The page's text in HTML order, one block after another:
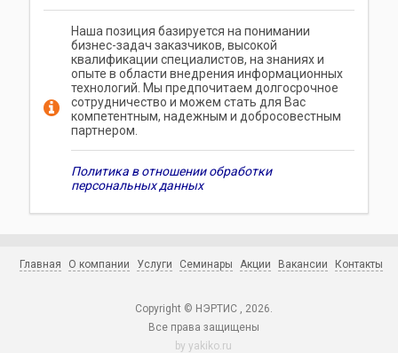
Наша позиция базируется на понимании
бизнес-задач заказчиков, высокой
квалификации специалистов, на знаниях и
опыте в области внедрения информационных
технологий. Мы предпочитаем долгосрочное
сотрудничество и можем стать для Вас
компетентным, надежным и добросовестным
партнером.
Политика в отношении обработки
персональных данных
Главная О компании Услуги Семинары Акции Вакансии Контакты
Copyright © НЭРТИС , 2026.
Все права защищены
by yakiko.ru